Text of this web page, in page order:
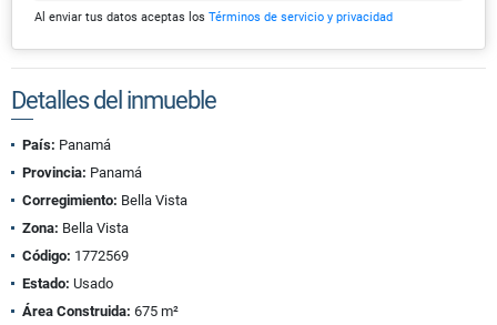
Al enviar tus datos aceptas los Términos de servicio y privacidad
Detalles del inmueble
País: Panamá
Provincia: Panamá
Corregimiento: Bella Vista
Zona: Bella Vista
Código: 1772569
Estado: Usado
Área Construida: 675 m²